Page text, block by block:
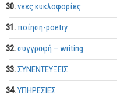
νεες κυκλοφορίες
ποίηση-poetry
συγγραφή – writing
ΣΥΝΕΝΤΕΥΞΕΙΣ
ΥΠΗΡΕΣΙΕΣ